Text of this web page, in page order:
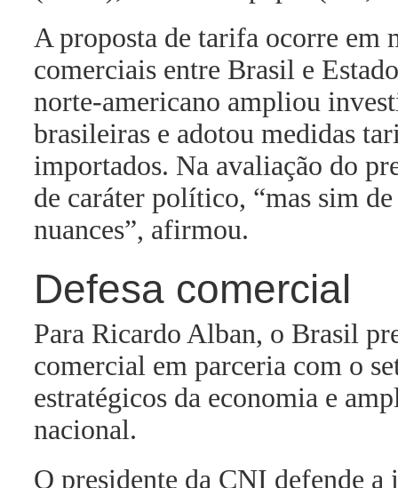
A proposta de tarifa ocorre em
comerciais entre Brasil e
norte-americano ampliou
brasileiras e adotou medidas
importados. Na avaliação do
de caráter político, “mas sim
nuances”, afirmou.
Defesa comercial
Para Ricardo Alban, o Brasil
comercial em parceria com o
estratégicos da economia e
nacional.
O presidente da CNI defende a